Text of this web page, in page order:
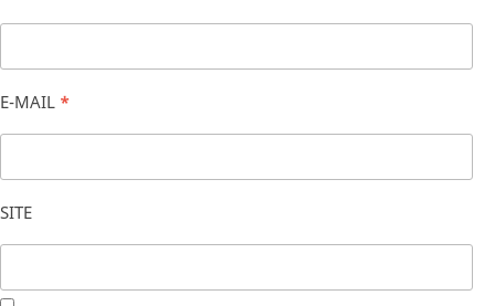
E-MAIL *
SITE